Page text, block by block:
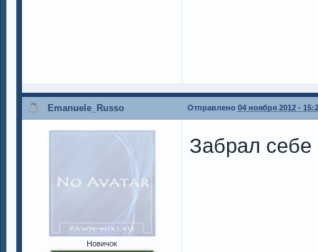
Emanuele_Russo Отправлено 04 ноября 2012 -
Новичок
Забрал себе